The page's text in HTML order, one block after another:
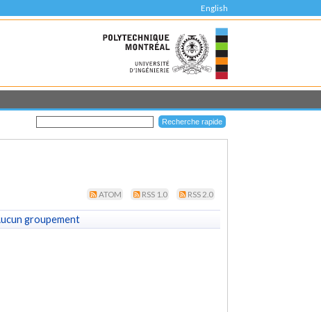
English
ATOM RSS 1.0 RSS 2.0
groupement